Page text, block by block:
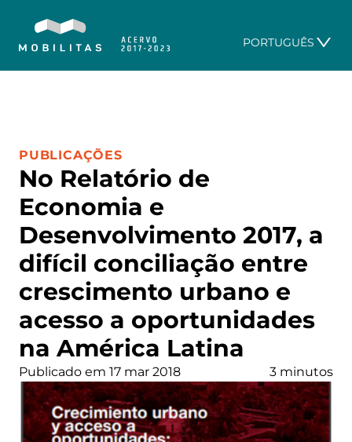
PORTUGUÊS
No Relatório de
Economia e
Desenvolvimento 2017, a
difícil conciliação entre
crescimento urbano e
acesso a oportunidades
na América Latina
CATEGORIA:
PUBLICAÇÕES
Publicado em 17 mar 2018 3 minutos